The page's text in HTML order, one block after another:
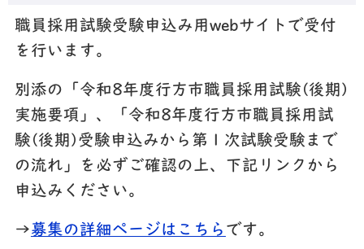
職員採用試験受験申込み用webサイトで受付
を行います。
別添の「令和8年度行方市職員採用試験(後期)
実施要項」、「令和8年度行方市職員採用試
験(後期)受験申込みから第１次試験受験まで
の流れ」を必ずご確認の上、下記リンクから
申込みください。
→募集の詳細ページはこちら です。